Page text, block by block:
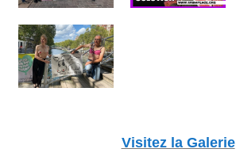
Visitez la Galerie